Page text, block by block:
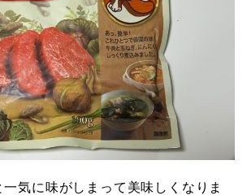
気に味がしまって美味しくなりま